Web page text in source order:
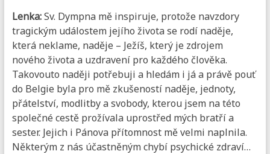
Lenka:Sv. Dympna mě inspiruje, protože navzdory
tragickým událostem jejího života se rodí naděje,
která neklame, naděje – Ježíš, který je zdrojem
nového života a uzdravení pro každého člověka.
Takovouto naději potřebuji a hledám i já a právě pouť
do Belgie byla pro mě zkušeností naděje, jednoty,
přátelství, modlitby a svobody, kterou jsem na této
společné cestě prožívala uprostřed mých bratří a
sester. Jejich i Pánova přítomnost mě velmi naplnila.
Některým z nás účastněným chybí psychické zdraví…